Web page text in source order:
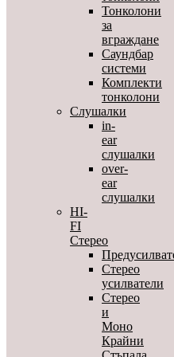
Тонколони
за
вграждане
Саундбар
системи
Комплекти
тонколони
Слушалки
in-
ear
слушалки
over-
ear
слушалки
HI-
FI
Стерео
Стерео
усилватели
Стерео
и
Моно
Крайни